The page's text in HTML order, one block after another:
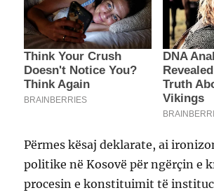
Përmes kësaj deklarate, ai
politike në Kosovë për ngërçin e
procesin e konstituimit të